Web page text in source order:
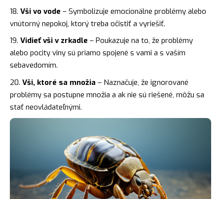
Vši vo vode – Symbolizuje emocionálne problémy alebo
vnútorný nepokoj, ktorý treba očistiť a vyriešiť.
Vidieť vši v zrkadle – Poukazuje na to, že problémy
alebo pocity viny sú priamo spojené s vami a s vaším
sebavedomím.
Vši, ktoré sa množia – Naznačuje, že ignorované
problémy sa postupne množia a ak nie sú riešené, môžu sa
stať neovládateľnými.